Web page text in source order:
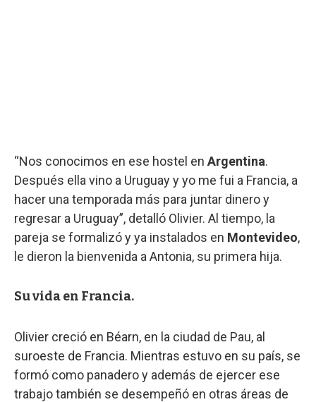
“Nos conocimos en ese hostel en Argentina.
Después ella vino a Uruguay y yo me fui a Francia, a
hacer una temporada más para juntar dinero y
regresar a Uruguay”, detalló Olivier. Al tiempo, la
pareja se formalizó y ya instalados en Montevideo,
le dieron la bienvenida a Antonia, su primera hija.
Su vida en Francia.
Olivier creció en Béarn, en la ciudad de Pau, al
suroeste de Francia. Mientras estuvo en su país, se
formó como panadero y además de ejercer ese
trabajo también se desempeñó en otras áreas de